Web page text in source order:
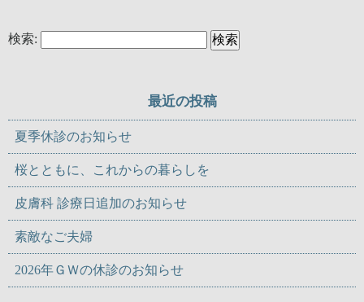
検索:
最近の投稿
夏季休診のお知らせ
桜とともに、これからの暮らしを
皮膚科 診療日追加のお知らせ
素敵なご夫婦
2026年ＧＷの休診のお知らせ